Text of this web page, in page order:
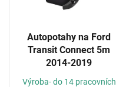
Autopotahy na Ford
Transit Connect 5m
2014-2019
Výroba- do 14 pracovních